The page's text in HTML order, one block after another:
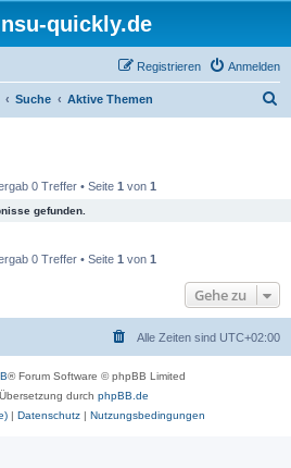
quickly.de
Anmelden
Registrieren
Suche Aktive Themen
0 Treffer • Seite 1 von 1
gefunden.
0 Treffer • Seite 1 von 1
Gehe zu
Alle Zeiten sind UTC+02:00
® Forum Software © phpBB Limited
durch phpBB.de
| Datenschutz | Nutzungsbedingungen